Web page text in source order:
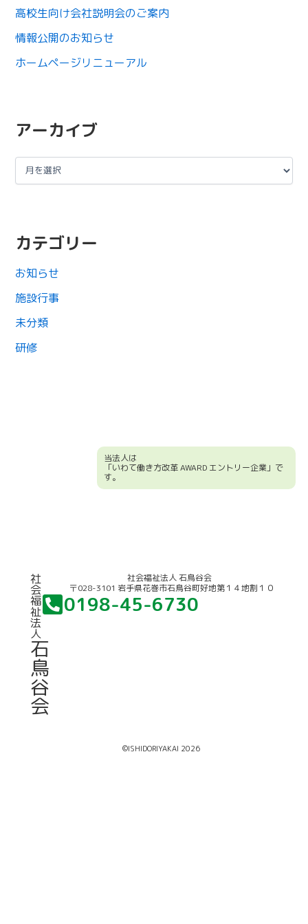
高校生向け会社説明会のご案内
情報公開のお知らせ
ホームページリニューアル
アーカイブ
カテゴリー
お知らせ
施設行事
未分類
研修
当法人は
「いわて働き方改革 AWARD エントリー企業」で
す。
社
会
福
祉
法
人
石
鳥
谷
会
社会福祉法人 石鳥谷会
〒028-3101 岩手県花巻市石鳥谷町好地第１４地割１０
0198-45-6730
©ISHIDORIYAKAI 2026